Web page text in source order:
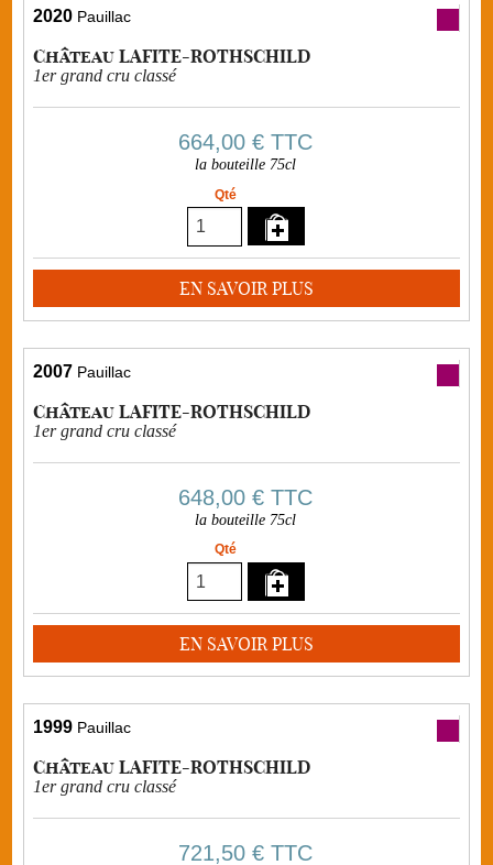
2020 Pauillac
Château LAFITE-ROTHSCHILD
1er grand cru classé
664,00 € TTC
la bouteille 75cl
Qté
EN SAVOIR PLUS
2007 Pauillac
Château LAFITE-ROTHSCHILD
1er grand cru classé
648,00 € TTC
la bouteille 75cl
Qté
EN SAVOIR PLUS
1999 Pauillac
Château LAFITE-ROTHSCHILD
1er grand cru classé
721,50 € TTC